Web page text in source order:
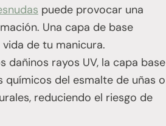
puede provocar una
Una capa de base
de tu manicura.
rayos UV, la capa base
del esmalte de uñas o
reduciendo el riesgo de